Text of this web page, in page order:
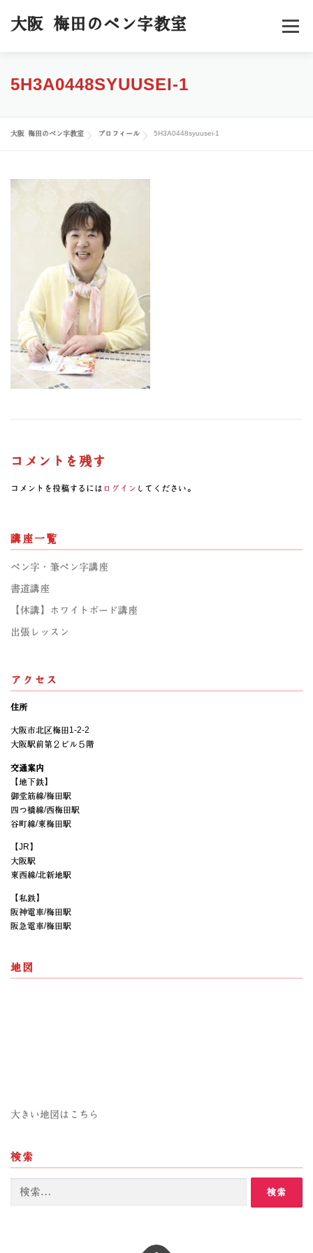
大阪 梅田のペン字教室 メニュー
ホーム 料金／コース スケジュール
受講者様の声 プロフィール ブログ
5H3A0448SYUUSEI-1
大阪 梅田のペン字教室 プロフィール 5H3A0448syuusei-1
コメントを残す
コメントを投稿するには ログイン してください。
講座一覧
ペン字・筆ペン字講座
書道講座
【休講】ホワイトボード講座
出張レッスン
アクセス
住所
大阪市北区梅田1-2-2
大阪駅前第２ビル５階
交通案内
【地下鉄】
御堂筋線/梅田駅
四つ橋線/西梅田駅
谷町線/東梅田駅
【JR】
大阪駅
東西線/北新地駅
【私鉄】
阪神電車/梅田駅
阪急電車/梅田駅
地図
大きい地図はこちら
検索